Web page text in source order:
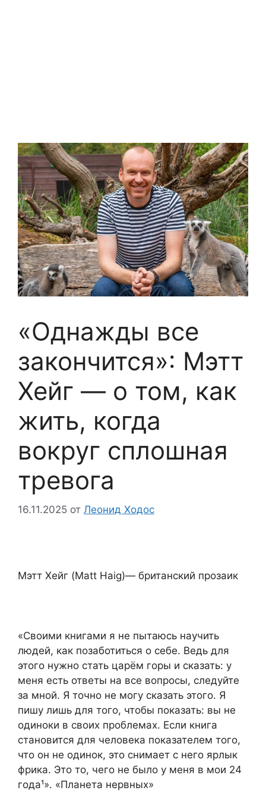
«Однажды все
закончится»: Мэтт
Хейг — о том, как
жить, когда
вокруг сплошная
тревога
16.11.2025 от Леонид Ходос
Мэтт Хейг (Matt Haig)— британский прозаик
«Своими книгами я не пытаюсь научить
людей, как позаботиться о себе. Ведь для
этого нужно стать царём горы и сказать: у
меня есть ответы на все вопросы, следуйте
за мной. Я точно не могу сказать этого. Я
пишу лишь для того, чтобы показать: вы не
одиноки в своих проблемах. Если книга
становится для человека показателем того,
что он не одинок, это снимает с него ярлык
фрика. Это то, чего не было у меня в мои 24
года¹». «Планета нервных»